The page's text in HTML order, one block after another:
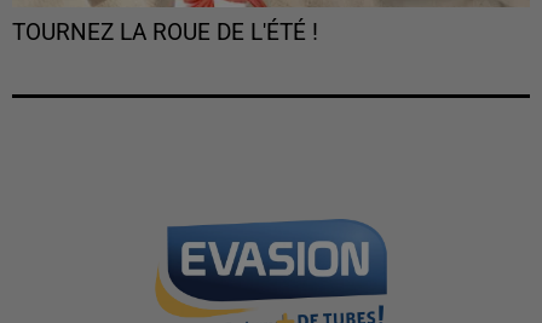
TOURNEZ LA ROUE DE L'ÉTÉ !